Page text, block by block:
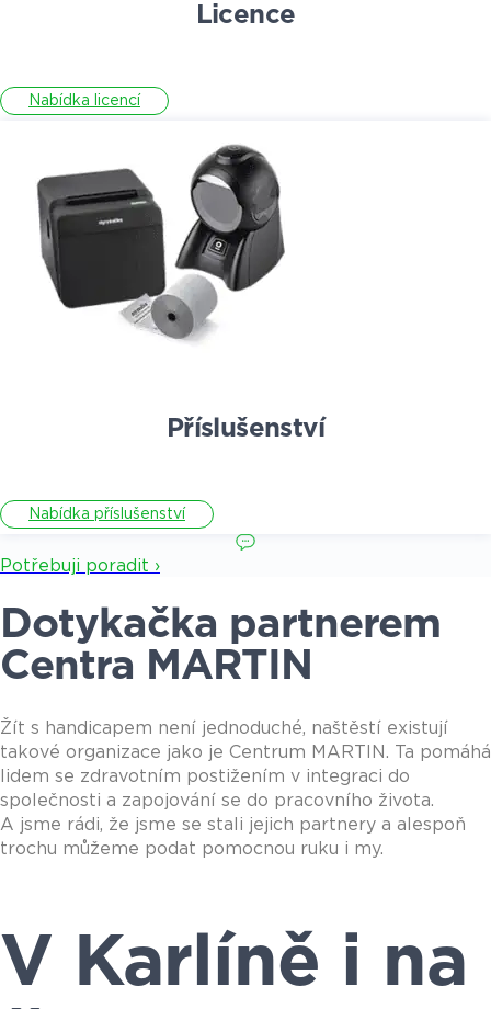
Licence
Nabídka licencí
Příslušenství
Nabídka příslušenství
Potřebuji poradit ›
Dotykačka partnerem
Centra MARTIN
Žít s handicapem není jednoduché, naštěstí existují
takové organizace jako je Centrum MARTIN. Ta pomáhá
lidem se zdravotním postižením v integraci do
společnosti a zapojování se do pracovního života.
A jsme rádi, že jsme se stali jejich partnery a alespoň
trochu můžeme podat pomocnou ruku i my.
V Karlíně i na